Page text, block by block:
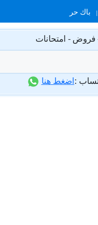
باك حر
- امتحانات
:اضغط هنا